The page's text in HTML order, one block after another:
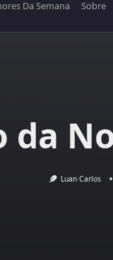
Da Semana Sobre
da
Luan Carlos